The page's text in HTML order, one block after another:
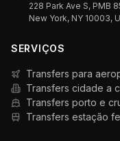
228 Park Ave S, PMB
New York, NY 10003,
SERVIÇOS
Transfers para
Transfers cidade a
Transfers porto e
Transfers estação